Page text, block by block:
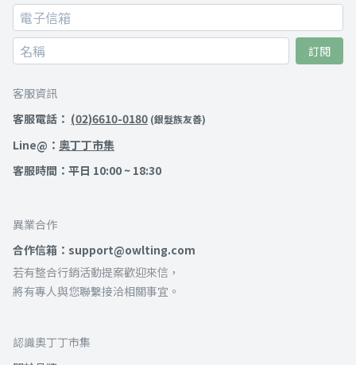
訂閱
客服資訊
客服電話： (02)6610-0180 (銀髮族友善)
Line@： 奧丁丁市集
客服時間：平日 10:00 ~ 18:30
異業合作
合作信箱：support@owlting.com
若有整合行銷活動提案歡迎來信，
將有專人與您聯繫接洽相關事宜。
認識奧丁丁市集